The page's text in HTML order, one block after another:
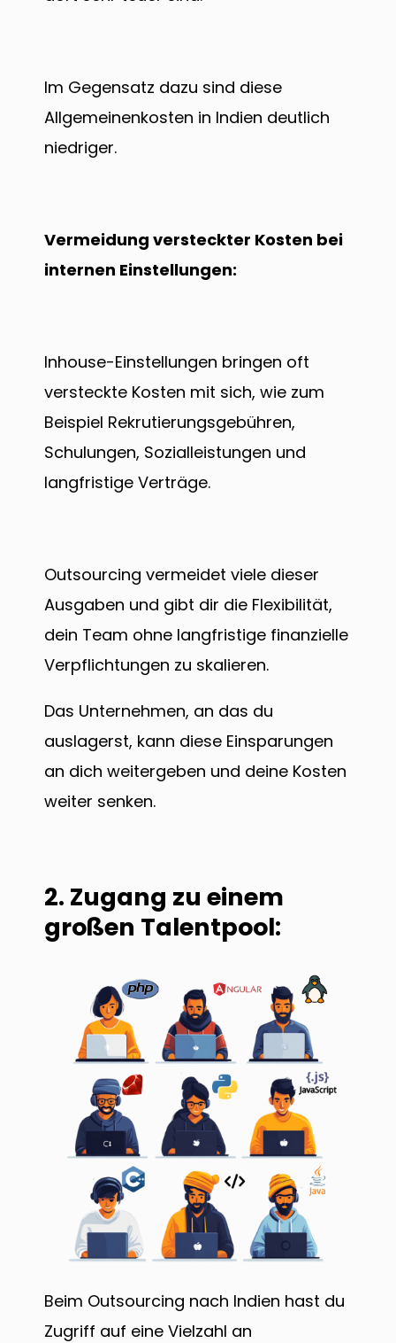
Im Gegensatz dazu sind diese
Allgemeinenkosten in Indien deutlich
niedriger.
Vermeidung versteckter Kosten bei
internen Einstellungen:
Inhouse-Einstellungen bringen oft
versteckte Kosten mit sich, wie zum
Beispiel Rekrutierungsgebühren,
Schulungen, Sozialleistungen und
langfristige Verträge.
Outsourcing vermeidet viele dieser
Ausgaben und gibt dir die Flexibilität,
dein Team ohne langfristige finanzielle
Verpflichtungen zu skalieren.
Das Unternehmen, an das du
auslagerst, kann diese Einsparungen
an dich weitergeben und deine Kosten
weiter senken.
2. Zugang zu einem
großen Talentpool:
Beim Outsourcing nach Indien hast du
Zugriff auf eine Vielzahl an